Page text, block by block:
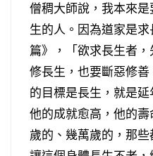
僧稠大師說，我本來
生的人。因為道家是
篇》，「欲求長生者
修長生，也要斷惡修
的目標是長生，就是
他的成就愈高，他的
歲的、幾萬歲的，那些